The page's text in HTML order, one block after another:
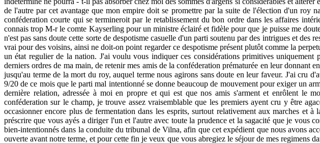
de l'autre par cet avantage que mon empire doit se promettre par la suite de l'élection d'un
conféderation courte qui se termineroit par le retablissement du bon ordre dans les affaires
connais trop M-r le comte Kayserling pour un ministre éclairé et fidèle pour que je puisse me
n'est pas sans doute cette sorte de despotisme casuelle d'un parti soutenu par des intrigues et
vrai pour des voisins, ainsi ne doit-on point regarder ce despotisme présent plutôt comme la
un état regulier de la nation. J'ai voulu vous indiquer ces considérations primitives
derniers ordres de ma main, de retenir mes amis de la conféderation prématurée en leur donnant
jusqu'au terme de la mort du roy, auquel terme nous agirons sans doute en leur faveur. J'ai cru
9/20 de ce mois que le parti mal intentionné se donne beaucoup de mouvement pour exiger un
dernière relation, adressée à moi en propre et qui est que nos amis s'arment et enrôlent le
conféderation sur le champ, je trouve assez vraisemblable que les premiers ayent cru y être
occasionner encore plus de fermentation dans les esprits, surtout relativement aux marches et
préscrire que vous ayés a diriger l'un et l'autre avec toute la prudence et la sagacité que je vous
bien-intentionnés dans la conduite du tribunal de Vilna, afin que cet expédient que nous avons
ouverte avant notre terme, et pour cette fin je veux que vous abregiez le séjour de mes regimens